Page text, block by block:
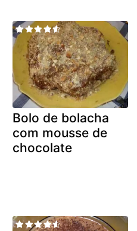
Bolo de bolacha
com mousse de
chocolate